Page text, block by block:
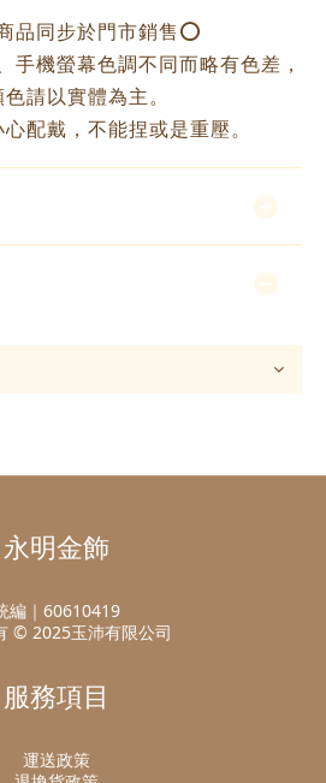
品同步於門市銷售⭕️
手機螢幕色調不同而略有色差，
請以實體為主。
配戴，不能捏或是重壓。
永明金飾
編｜60610419
© 2025玉沛有限公司
服務項目
運送政策